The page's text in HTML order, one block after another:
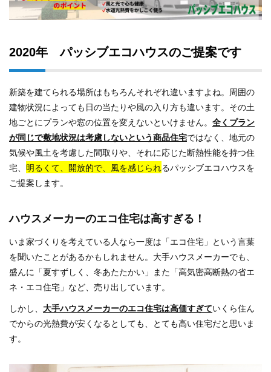
2020年 パッシブエコハウスのご提案です
新築を建てられる場所はもちろんそれぞれ違いますよね。 周囲の
建物状況によっても日の当たりや風の入り方も違います。その土
地ごとにプランや窓の位置を変えないといけません。 全くプラン
が同じで敷地状況は考慮しないという商品住宅ではなく、地元の
気候や風土を考慮した間取りや、それに応じた断熱性能を持つ住
宅、 明るくて、開放的で、風を感じられるパッシブエコハウスを
ご提案します。
ハウスメーカーのエコ住宅は高すぎる！
いま家づくりを考えている人なら一度は「エコ住宅」という言葉
を聞いたことがあるかもしれません。大手ハウスメーカーでも、
盛んに「夏すずしく、冬あたたかい」また「高気密高断熱の省エ
ネ・エコ住宅」など、売り出しています。
しかし、 大手ハウスメーカーのエコ住宅は高価すぎていくら住ん
でからの光熱費が安くなるとしても、とても高い住宅だと思いま
す。